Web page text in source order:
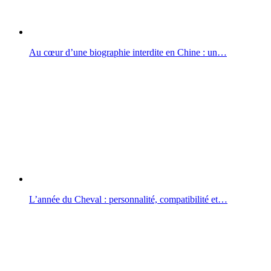
Au cœur d’une biographie interdite en Chine : un…
L’année du Cheval : personnalité, compatibilité et…